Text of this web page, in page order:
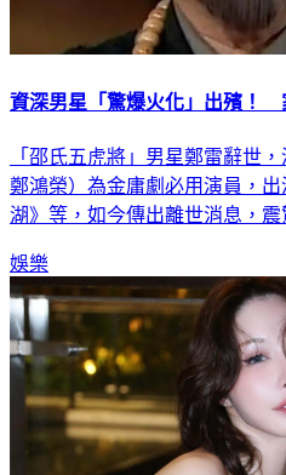
資深男星「驚爆火化」出殯！
「邵氏五虎將」男星鄭雷辭世
鄭鴻榮）為金庸劇必用演員，
湖》等，如今傳出離世消息，震
娛樂